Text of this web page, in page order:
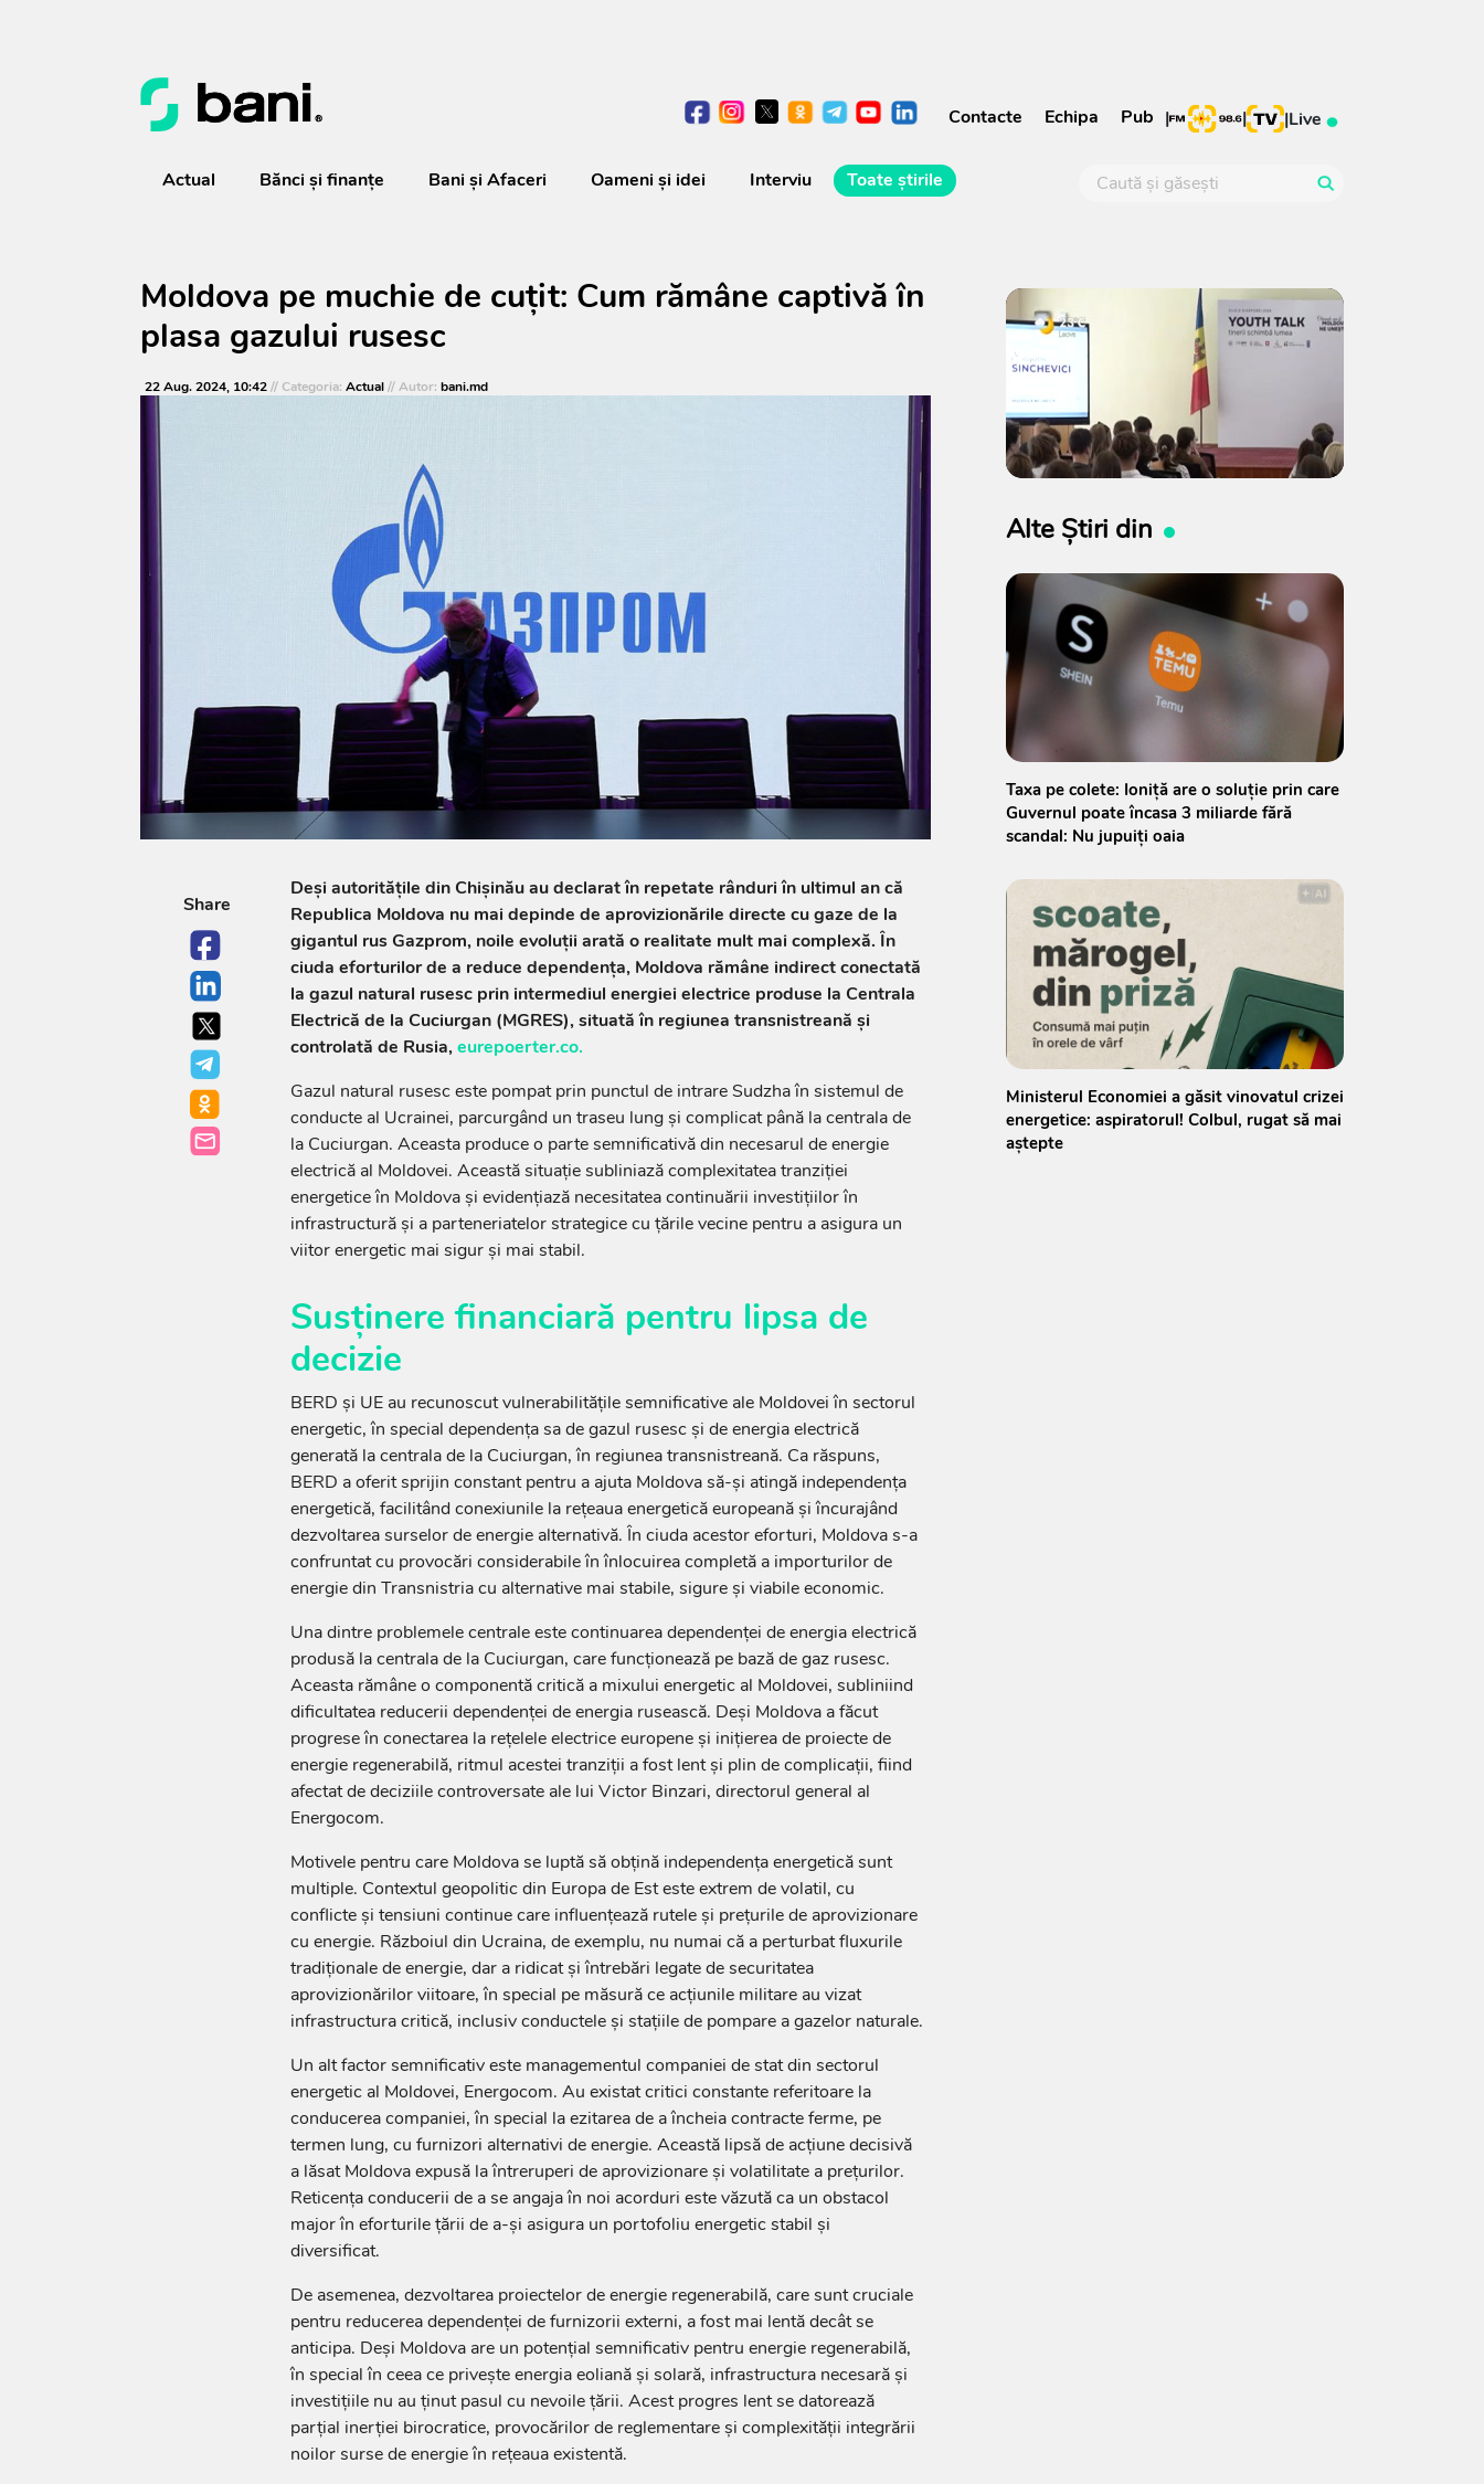
Contacte Echipa Pub | | |Live
Actual Bănci şi finanţe Bani și Afaceri Oameni şi idei Interviu Toate știrile
Moldova pe muchie de cuțit: Cum rămâne captivă în
plasa gazului rusesc
22 Aug. 2024, 10:42// Categoria: Actual// Autor: bani.md
Share
Deși autoritățile din Chișinău au declarat în repetate rânduri în ultimul an că
Republica Moldova nu mai depinde de aprovizionările directe cu gaze de la
gigantul rus Gazprom, noile evoluții arată o realitate mult mai complexă. În
ciuda eforturilor de a reduce dependența, Moldova rămâne indirect conectată
la gazul natural rusesc prin intermediul energiei electrice produse la Centrala
Electrică de la Cuciurgan (MGRES), situată în regiunea transnistreană și
controlată de Rusia,eurepoerter.co.
Gazul natural rusesc este pompat prin punctul de intrare Sudzha în sistemul de
conducte al Ucrainei, parcurgând un traseu lung și complicat până la centrala de
la Cuciurgan. Aceasta produce o parte semnificativă din necesarul de energie
electrică al Moldovei. Această situație subliniază complexitatea tranziției
energetice în Moldova și evidențiază necesitatea continuării investițiilor în
infrastructură și a parteneriatelor strategice cu țările vecine pentru a asigura un
viitor energetic mai sigur și mai stabil.
Susținere financiară pentru lipsa de
decizie
BERD și UE au recunoscut vulnerabilitățile semnificative ale Moldovei în sectorul
energetic, în special dependența sa de gazul rusesc și de energia electrică
generată la centrala de la Cuciurgan, în regiunea transnistreană. Ca răspuns,
BERD a oferit sprijin constant pentru a ajuta Moldova să-și atingă independența
energetică, facilitând conexiunile la rețeaua energetică europeană și încurajând
dezvoltarea surselor de energie alternativă. În ciuda acestor eforturi, Moldova s-a
confruntat cu provocări considerabile în înlocuirea completă a importurilor de
energie din Transnistria cu alternative mai stabile, sigure și viabile economic.
Una dintre problemele centrale este continuarea dependenței de energia electrică
produsă la centrala de la Cuciurgan, care funcționează pe bază de gaz rusesc.
Aceasta rămâne o componentă critică a mixului energetic al Moldovei, subliniind
dificultatea reducerii dependenței de energia rusească. Deși Moldova a făcut
progrese în conectarea la rețelele electrice europene și inițierea de proiecte de
energie regenerabilă, ritmul acestei tranziții a fost lent și plin de complicații, fiind
afectat de deciziile controversate ale lui Victor Binzari, directorul general al
Energocom.
Motivele pentru care Moldova se luptă să obțină independența energetică sunt
multiple. Contextul geopolitic din Europa de Est este extrem de volatil, cu
conflicte și tensiuni continue care influențează rutele și prețurile de aprovizionare
cu energie. Războiul din Ucraina, de exemplu, nu numai că a perturbat fluxurile
tradiționale de energie, dar a ridicat și întrebări legate de securitatea
aprovizionărilor viitoare, în special pe măsură ce acțiunile militare au vizat
infrastructura critică, inclusiv conductele și stațiile de pompare a gazelor naturale.
Un alt factor semnificativ este managementul companiei de stat din sectorul
energetic al Moldovei, Energocom. Au existat critici constante referitoare la
conducerea companiei, în special la ezitarea de a încheia contracte ferme, pe
termen lung, cu furnizori alternativi de energie. Această lipsă de acțiune decisivă
a lăsat Moldova expusă la întreruperi de aprovizionare și volatilitate a prețurilor.
Reticența conducerii de a se angaja în noi acorduri este văzută ca un obstacol
major în eforturile țării de a-și asigura un portofoliu energetic stabil și
diversificat.
De asemenea, dezvoltarea proiectelor de energie regenerabilă, care sunt cruciale
pentru reducerea dependenței de furnizorii externi, a fost mai lentă decât se
anticipa. Deși Moldova are un potențial semnificativ pentru energie regenerabilă,
în special în ceea ce privește energia eoliană și solară, infrastructura necesară și
investițiile nu au ținut pasul cu nevoile țării. Acest progres lent se datorează
parțial inerției birocratice, provocărilor de reglementare și complexității integrării
noilor surse de energie în rețeaua existentă.
Alte Știri din
Taxa pe colete: Ioniță are o soluție prin care
Guvernul poate încasa 3 miliarde fără
scandal: Nu jupuiți oaia
Ministerul Economiei a găsit vinovatul crizei
energetice: aspiratorul! Colbul, rugat să mai
aștepte